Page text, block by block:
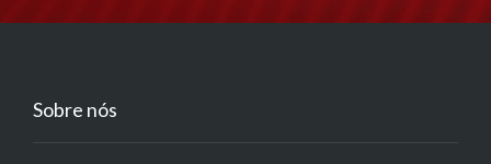
Sobre nós